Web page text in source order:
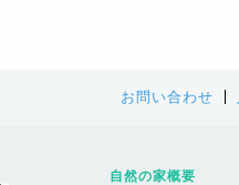
お問い合わせ
自然の家概要